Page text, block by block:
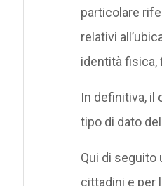
particolare
relativi
identità fisica,
In definitiva, il
tipo di dato
Qui di seguito
cittadini e per